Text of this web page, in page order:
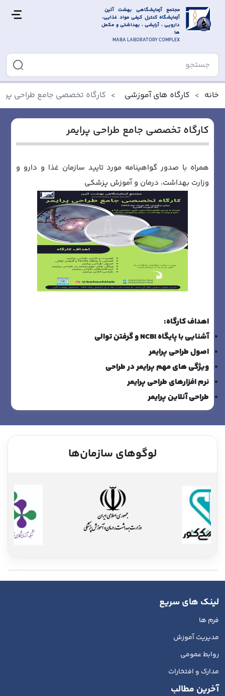
مجتمع آزمایشگاهی بهشت آئین
آزمایشگاه کنترل کیفی مواد غذایی،
دارویی ، آرایشی ، بهداشتی و مکمل
ها
MABA LABORATORY COMPLEX
خانه کارگاه های آموزشی کارگاه تخصصی جامع طراحی
کارگاه تخصصی جامع طراحی پرایمر
همراه با صدور گواهینامه مورد تایید سازمان غذا و دارو و
وزارت بهداشت، درمان و آموزش پزشکی
اهداف کارگاه:
آشنایی با پایگاهNCBIو گرفتن توالی
اصول طراحی پرایمر
ویژگی های مهم پرایمر در طراحی
نرم افزارهای طراحی پرایمر
طراحی آنلاین پرایمر
لوگوهای سازمان‌ها
لینک های سریع
فرم ها
مدیریت آموزش
روابط عمومی
مدارک و افتخارات
آخرین مطالب